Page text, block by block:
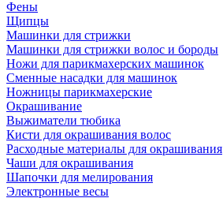
Фены
Щипцы
Машинки для стрижки
Машинки для стрижки волос и бороды
Ножи для парикмахерских машинок
Сменные насадки для машинок
Ножницы парикмахерские
Окрашивание
Выжиматели тюбика
Кисти для окрашивания волос
Расходные материалы для окрашивания
Чаши для окрашивания
Шапочки для мелирования
Электронные весы